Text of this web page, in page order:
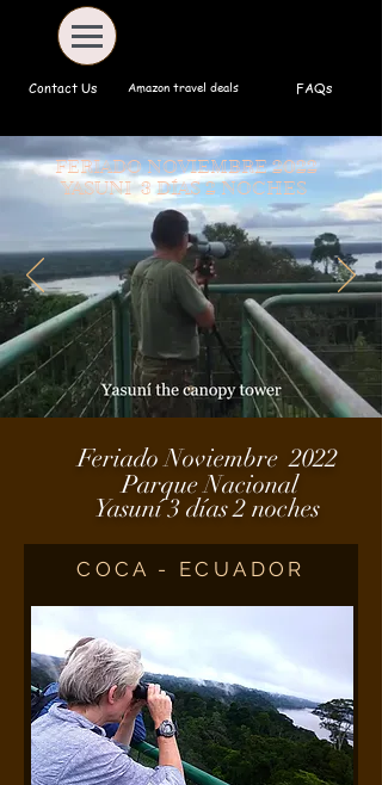
Contact Us Amazon travel deals FAQs
FERIADO NOVIEMBRE 2022
YASUNI3 DÍAS 2 NOCHES
Feriado Noviembre 2022
Parque Nacional
Yasuní3días2 noches
COCA - ECUADOR